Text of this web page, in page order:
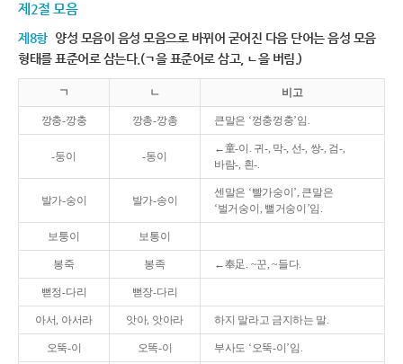
제2절 모음
제8항 양성 모음이 음성 모음으로 바뀌어 굳어진 다음 단어는 음성 모음
형태를 표준어로 삼는다.(ㄱ을 표준어로 삼고, ㄴ을 버림.)
ㄱ ㄴ 비고
깡충-깡충 깡총-깡총 큰말은 ‘껑충껑충’임.
-둥이 -동이
←童-이. 귀-, 막-, 선-, 쌍-, 검-,
바람-, 흰-.
발가-숭이 발가-송이
센말은 ‘빨가숭이’, 큰말은
‘벌거숭이, 뻘거숭이’임.
보퉁이 보통이
봉죽 봉족 ←奉足. ~꾼, ~들다.
뻗정-다리 뻗장-다리
아서, 아서라 앗아, 앗아라 하지 말라고 금지하는 말.
오뚝-이 오똑-이 부사도 ‘오뚝-이’임.